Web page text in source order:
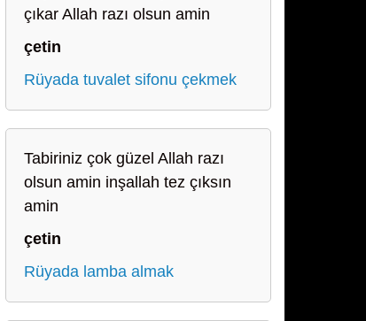
çıkar Allah razı olsun amin
çetin
Rüyada tuvalet sifonu çekmek
Tabiriniz çok güzel Allah razı
olsun amin inşallah tez çıksın
amin
çetin
Rüyada lamba almak